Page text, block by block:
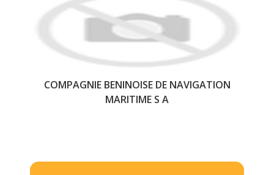
COMPAGNIE BENINOISE DE NAVIGATION
MARITIME S A